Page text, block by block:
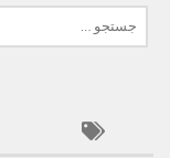
برای: